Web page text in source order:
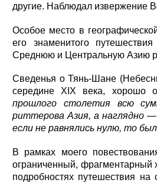
другие. Наблюдал извержение
Особое место в
его знаменитого
Среднюю и Центральную Азию
Сведенья о Тянь-Шане
середине XIX века, хорошо
прошлого столетия всю
риттерова Азия, а наглядно
если не равнялись нулю, то
В рамках моего
ограниченный, фрагментарный
подробностях путешествия